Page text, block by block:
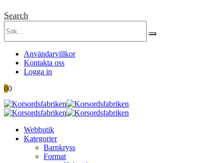
Search
Användarvillkor
Kontakta oss
Logga in
00
Webbutik
Kategorier
Barnkryss
Format